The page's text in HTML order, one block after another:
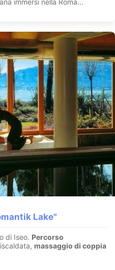
immersi nella Roma...
Lake"
di Iseo. Percorso
massaggio di coppia